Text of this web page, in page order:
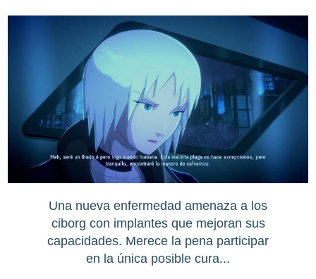
Una nueva enfermedad amenaza a los
ciborg con implantes que mejoran sus
capacidades. Merece la pena participar
en la única posible cura...